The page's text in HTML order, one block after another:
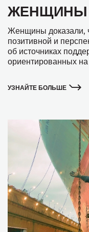
ЖЕНЩИНЫ
Женщины доказали,
позитивной и
об источниках
ориентированных
УЗНАЙТЕ БОЛЬШЕ